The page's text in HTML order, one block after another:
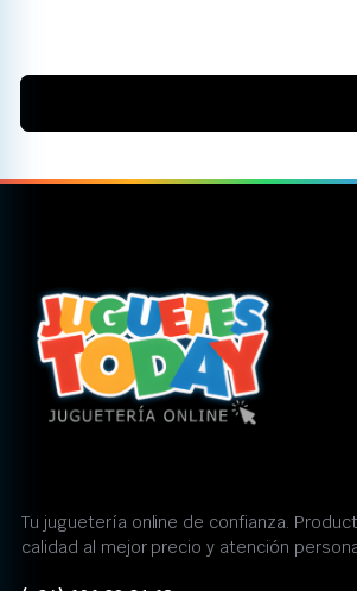
Tu juguetería online de confianza.
calidad al mejor precio y atención